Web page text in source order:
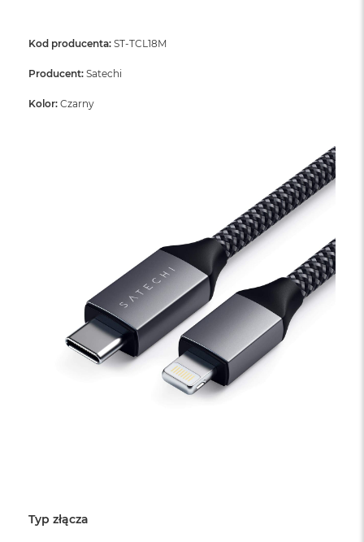
Kod producenta: ST-TCL18M
Producent: Satechi
Kolor: Czarny
Typ złącza